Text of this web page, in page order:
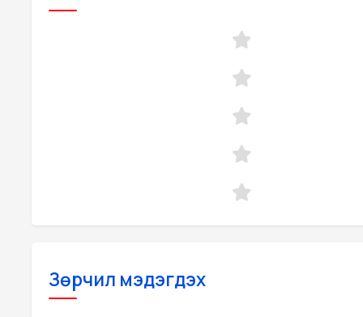
Зөрчил мэдэгдэх